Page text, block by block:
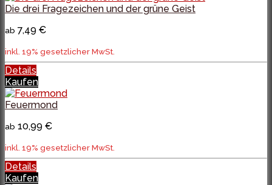
Die drei Fragezeichen und der grüne Geist
ab 7,49 €
inkl. 19% gesetzlicher MwSt.
Details
Kaufen
Feuermond
ab 10,99 €
inkl. 19% gesetzlicher MwSt.
Details
Kaufen